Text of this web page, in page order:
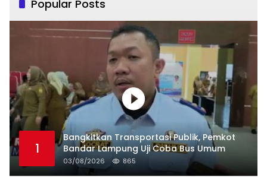
Popular Posts
1
Bangkitkan Transportasi Publik, Pemkot
Bandar Lampung Uji Coba Bus Umum
03/08/2026 865